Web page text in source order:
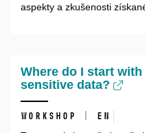
aspekty a zkušenosti
Where do I start
sensitive data?
Workshop | EN